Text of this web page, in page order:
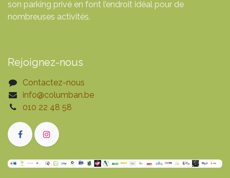
son parking privé en font l’endroit idéal pour de
nombreuses activités.
Rejoignez-nous
Contactez-nous
info@columban.be
010 22 48 58